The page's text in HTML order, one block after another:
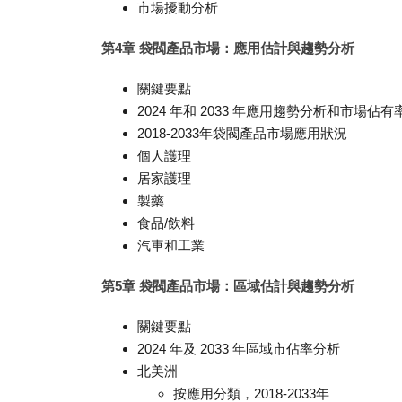
市場擾動分析
第4章 袋閥產品市場：應用估計與趨勢分析
關鍵要點
2024 年和 2033 年應用趨勢分析和市場佔有
2018-2033年袋閥產品市場應用狀況
個人護理
居家護理
製藥
食品/飲料
汽車和工業
第5章 袋閥產品市場：區域估計與趨勢分析
關鍵要點
2024 年及 2033 年區域市佔率分析
北美洲
按應用分類，2018-2033年